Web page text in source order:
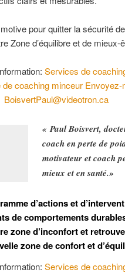
pour quitter la sécurité
Zone d’équilibre et de mieux-
Services de
de coaching minceur
BoisvertPaul@videotron.ca
« Paul Boisvert,
coach en perte de
motivateur et coach
mieux et en santé.»
d’actions et
de comportements
zone d’inconfort et
zone de confort et
Services de